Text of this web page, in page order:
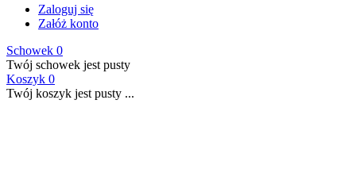
Zaloguj się
Załóż konto
Schowek 0
Twój schowek jest pusty
Koszyk 0
Twój koszyk jest pusty ...